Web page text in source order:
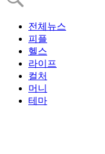
전체뉴스
피플
헬스
라이프
컬처
머니
테마